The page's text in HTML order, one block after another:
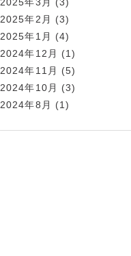
2025年2月
(3)
2025年1月
(4)
2024年12月
(1)
2024年11月
(5)
2024年10月
(3)
2024年8月
(1)